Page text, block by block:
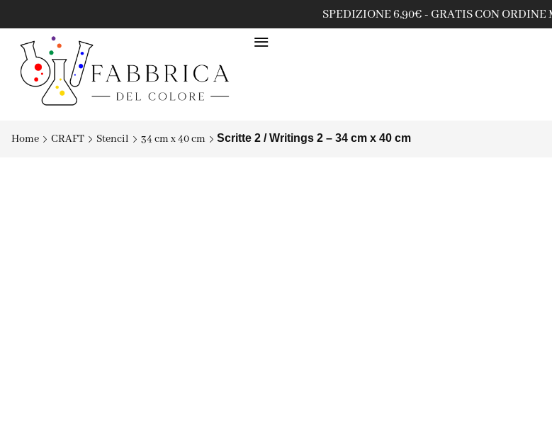
SPEDIZIONE 6,90€ - GRATIS CON
Home CRAFT Stencil 34 cm x 40 cm Scritte 2 / Writings 2 – 34 cm x 40 cm